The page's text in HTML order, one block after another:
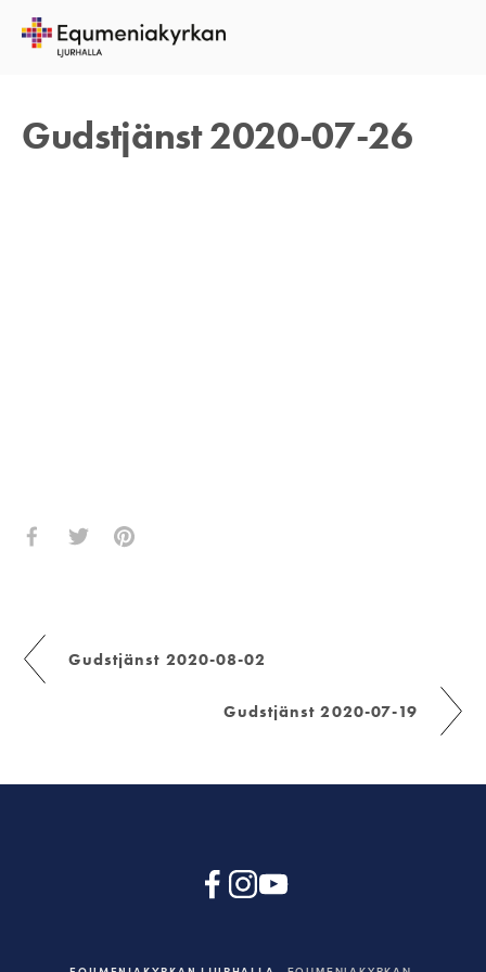
Gudstjänst 2020-07-26
25 JULI 2020
Gudstjänst 2020-08-02
Gudstjänst 2020-07-19